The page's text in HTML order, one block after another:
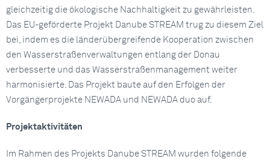
gleichzeitig die ökologische Nachhaltigkeit zu gewährleisten.
Das EU-geförderte Projekt Danube STREAM trug zu diesem Ziel
bei, indem es die länderübergreifende Kooperation zwischen
den Wasserstraßenverwaltungen entlang der Donau
verbesserte und das Wasserstraßenmanagement weiter
harmonisierte. Das Projekt baute auf den Erfolgen der
Vorgängerprojekte NEWADA und NEWADA duo auf.
Projektaktivitäten
Im Rahmen des Projekts Danube STREAM wurden folgende